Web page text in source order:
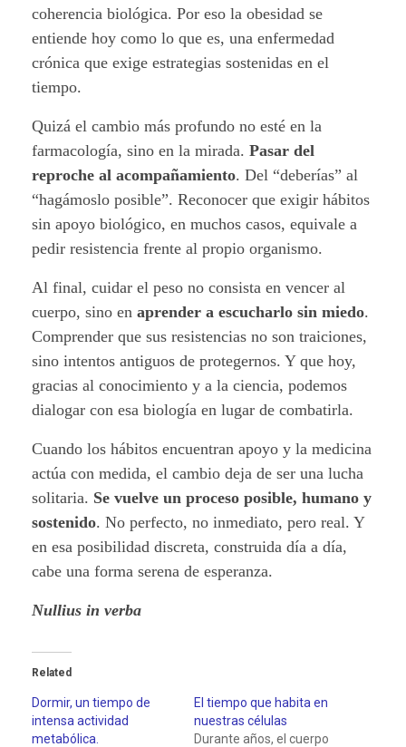
e
s
i
d
a
d
coherencia biológica. Por eso la obesidad se
entiende hoy como lo que es, una enfermedad
crónica que exige estrategias sostenidas en el
tiempo.
Quizá el cambio más profundo no esté en la
farmacología, sino en la mirada. Pasar del
reproche al acompañamiento. Del “deberías” al
“hagámoslo posible”. Reconocer que exigir hábitos
sin apoyo biológico, en muchos casos, equivale a
pedir resistencia frente al propio organismo.
Al final, cuidar el peso no consista en vencer al
cuerpo, sino en aprender a escucharlo sin miedo.
Comprender que sus resistencias no son traiciones,
sino intentos antiguos de protegernos. Y que hoy,
gracias al conocimiento y a la ciencia, podemos
dialogar con esa biología en lugar de combatirla.
Cuando los hábitos encuentran apoyo y la medicina
actúa con medida, el cambio deja de ser una lucha
solitaria. Se vuelve un proceso posible, humano y
sostenido. No perfecto, no inmediato, pero real. Y
en esa posibilidad discreta, construida día a día,
cabe una forma serena de esperanza.
Nullius in verba
Related
Dormir, un tiempo de
intensa actividad
metabólica.
El tiempo que habita en
nuestras células
Durante años, el cuerpo